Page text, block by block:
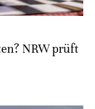
NRW prüft